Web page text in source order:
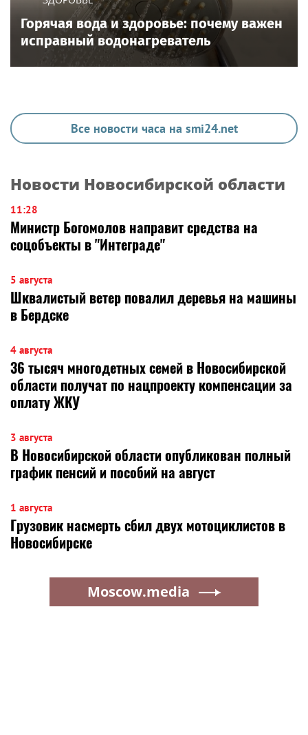
Горячая вода и здоровье: почему важен
исправный водонагреватель
Все новости часа на smi24.net
Новости Новосибирской области
11:28
Министр Богомолов направит средства на
соцобъекты в "Интеграде"
5 августа
Шквалистый ветер повалил деревья на машины
в Бердске
4 августа
36 тысяч многодетных семей в Новосибирской
области получат по нацпроекту компенсации за
оплату ЖКУ
3 августа
В Новосибирской области опубликован полный
график пенсий и пособий на август
1 августа
Грузовик насмерть сбил двух мотоциклистов в
Новосибирске
Moscow.media